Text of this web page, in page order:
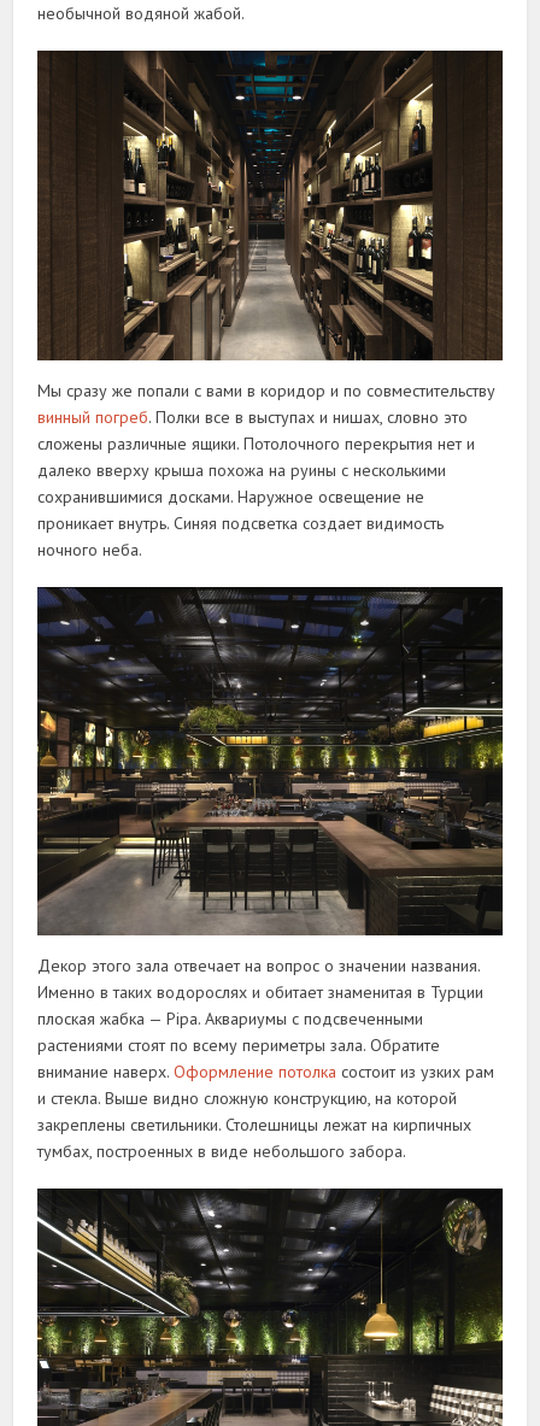
необычной водяной жабой.
Мы сразу же попали с вами в коридор и по совместительству
винный погреб. Полки все в выступах и нишах, словно это
сложены различные ящики. Потолочного перекрытия нет и
далеко вверху крыша похожа на руины с несколькими
сохранившимися досками. Наружное освещение не
проникает внутрь. Синяя подсветка создает видимость
ночного неба.
Декор этого зала отвечает на вопрос о значении названия.
Именно в таких водорослях и обитает знаменитая в Турции
плоская жабка — Pipa. Аквариумы с подсвеченными
растениями стоят по всему периметры зала. Обратите
внимание наверх.Оформление потолка состоит из узких рам
и стекла. Выше видно сложную конструкцию, на которой
закреплены светильники. Столешницы лежат на кирпичных
тумбах, построенных в виде небольшого забора.